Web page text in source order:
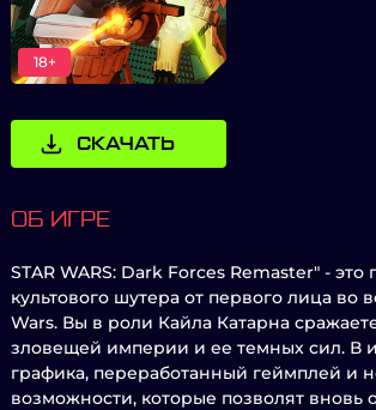
18+
СКАЧАТЬ
ОБ ИГРЕ
STAR WARS: Dark Forces Remaster" -
культового шутера от первого лица во
Wars. Вы в роли Кайла Катарна
зловещей империи и ее темных сил. В
графика, переработанный геймплей и
возможности, которые позволят вновь